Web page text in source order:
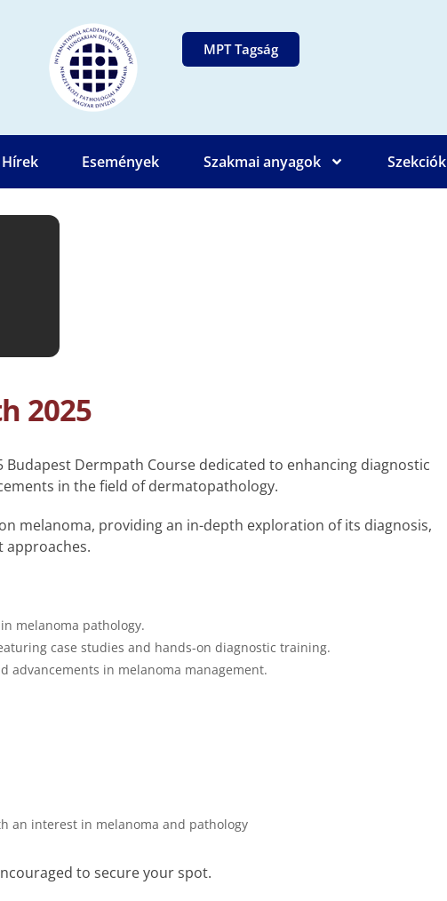
MPT Tagság
Hírek Események Szakmai anyagok Szekciók
2025
Dermpath Course dedicated to enhancing diagnostic
in the field of dermatopathology.
melanoma, providing an in-depth exploration of its diagnosis,
approaches.
melanoma pathology.
case studies and hands-on diagnostic training.
advancements in melanoma management.
an interest in melanoma and pathology
to secure your spot.